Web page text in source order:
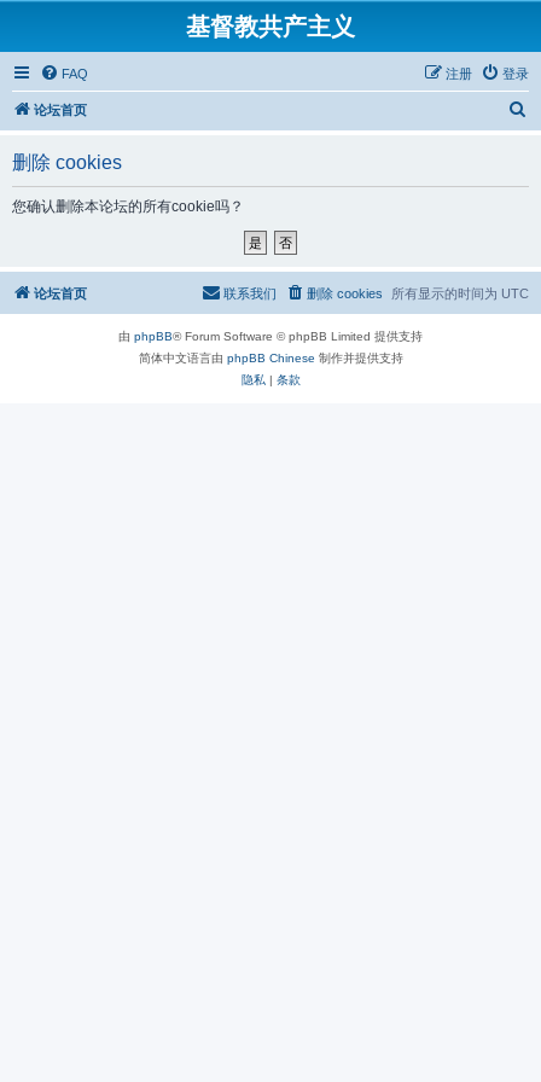
基督教共产主义
FAQ 登录
注册
论坛首页
删除 cookies
您确认删除本论坛的所有cookie吗？
论坛首页 所有显示的时间为 UTC
删除 cookies
联系我们
由 phpBB® Forum Software © phpBB Limited 提供支持
简体中文语言由 phpBB Chinese 制作并提供支持
隐私 | 条款